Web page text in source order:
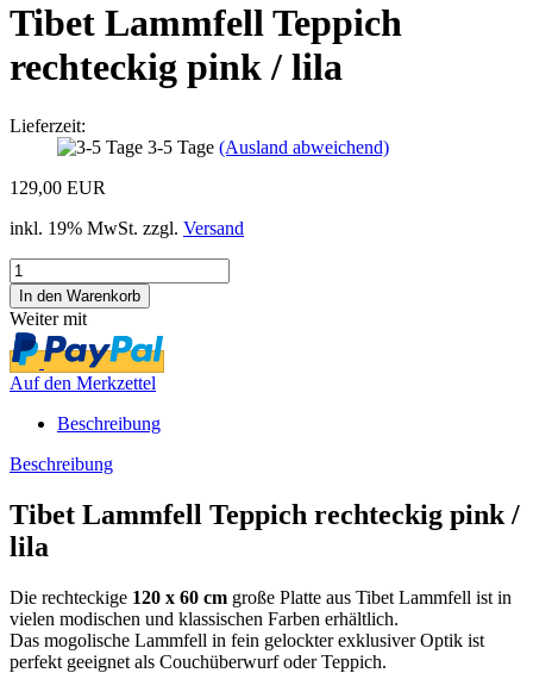
Tibet Lammfell Teppich
rechteckig pink / lila
Lieferzeit:
3-5 Tage (Ausland abweichend)
129,00 EUR
inkl. 19% MwSt. zzgl. Versand
Weiter mit
Auf den Merkzettel
Beschreibung
Beschreibung
Tibet Lammfell Teppich rechteckig pink /
lila
Die rechteckige 120 x 60 cm große Platte aus Tibet Lammfell ist in
vielen modischen und klassischen Farben erhältlich.
Das mogolische Lammfell in fein gelockter exklusiver Optik ist
perfekt geeignet als Couchüberwurf oder Teppich.